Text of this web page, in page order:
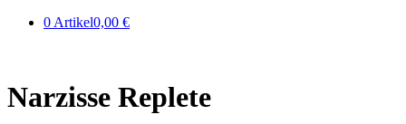
0 Artikel0,00 €
Narzisse Replete